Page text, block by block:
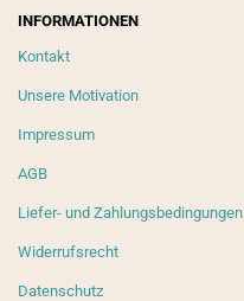
INFORMATIONEN
Kontakt
Unsere Motivation
Impressum
AGB
Liefer- und Zahlungsbedingungen
Widerrufsrecht
Datenschutz